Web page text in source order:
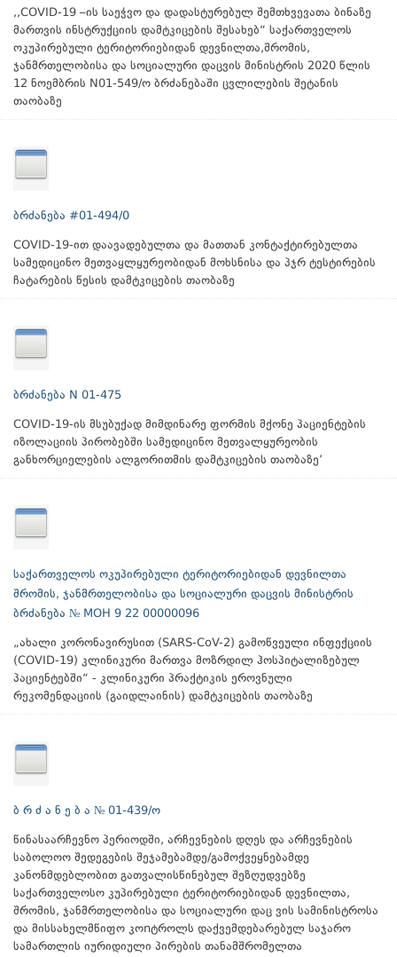
,,COVID-19 –ის საეჭვო და დადასტურებულ შემთხვევათა ბინაზე
მართვის ინსტრუქციის დამტკიცების შესახებ“ საქართველოს
ოკუპირებული ტერიტორიებიდან დევნილთა,შრომის,
ჯანმრთელობისა და სოციალური დაცვის მინისტრის 2020 წლის
12 ნოემბრის N01-549/ო ბრძანებაში ცვლილების შეტანის
თაობაზე
ბრძანება #01-494/0
COVID-19-ით დაავადებულთა და მათთან კონტაქტირებულთა
სამედიცინო მეთვაყლყურეობიდან მოხსნისა და პჯრ ტესტირების
ჩატარების წესის დამტკიცების თაობაზე
ბრძანება N 01-475
COVID-19-ის მსუბუქად მიმდინარე ფორმის მქონე პაციენტების
იზოლაციის პირობებში სამედიცინო მეთვალყურეობის
განხორციელების ალგორითმის დამტკიცების თაობაზე’
საქართველოს ოკუპირებული ტერიტორიებიდან დევნილთა
შრომის, ჯანმრთელობისა და სოციალური დაცვის მინისტრის
ბრძანება № MOH 9 22 00000096
„ახალი კორონავირუსით (SARS-CoV-2) გამოწვეული ინფექციის
(COVID-19) კლინიკური მართვა მოზრდილ ჰოსპიტალიზებულ
პაციენტებში“ - კლინიკური პრაქტიკის ეროვნული
რეკომენდაციის (გაიდლაინის) დამტკიცების თაობაზე
ბ რ ძ ა ნ ე ბ ა № 01-439/ო
წინასაარჩევნო პერიოდში, არჩევნების დღეს და არჩევნების
საბოლოო შედეგების შეჯამებამდე/გამოქვეყნებამდე
კანონმდებლობით გათვალისწინებულ შეზღუდვებზე
საქართველოსო კუპირებული ტერიტორიებიდან დევნილთა,
შრომის, ჯანმრთელობისა და სოციალური დაც ვის სამინისტროსა
და მისსახელმწიფო კოnტროლს დაქვემდებარებულ საჯარო
სამართლის იურიდიული პირების თანამშრომელთა